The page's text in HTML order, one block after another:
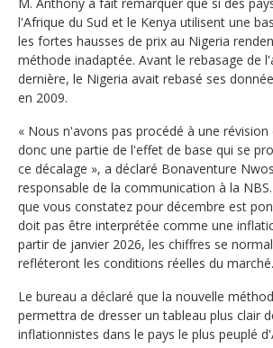
l'Afrique du Sud et le Kenya utilisent une
les fortes hausses de prix au Nigeria
méthode inadaptée. Avant le rebasage de
dernière, le Nigeria avait rebasé ses
en 2009.
« Nous n'avons pas procédé à une révision
donc une partie de l'effet de base qui se
ce décalage », a déclaré Bonaventure
responsable de la communication à la
que vous constatez pour décembre est
doit pas être interprétée comme une
partir de janvier 2026, les chiffres se
refléteront les conditions réelles du
Le bureau a déclaré que la nouvelle
permettra de dresser un tableau plus clair
inflationnistes dans le pays le plus peuplé